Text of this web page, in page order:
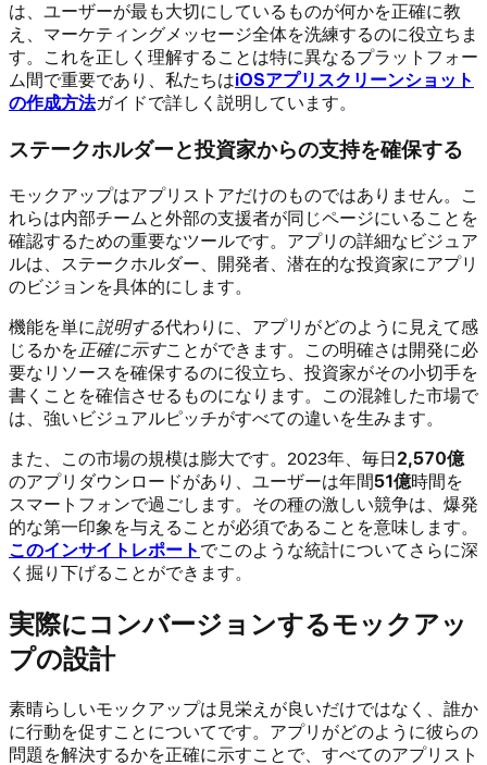
は、ユーザーが最も大切にしているものが何かを正確に教
え、マーケティングメッセージ全体を洗練するのに役立ちま
す。これを正しく理解することは特に異なるプラットフォー
ム間で重要であり、私たちはiOSアプリスクリーンショット
の作成方法ガイドで詳しく説明しています。
ステークホルダーと投資家からの支持を確保する
モックアップはアプリストアだけのものではありません。こ
れらは内部チームと外部の支援者が同じページにいることを
確認するための重要なツールです。アプリの詳細なビジュア
ルは、ステークホルダー、開発者、潜在的な投資家にアプリ
のビジョンを具体的にします。
機能を単に説明する代わりに、アプリがどのように見えて感
じるかを 正確に示すことができます。この明確さは開発に必
要なリソースを確保するのに役立ち、投資家がその小切手を
書くことを確信させるものになります。この混雑した市場で
は、強いビジュアルピッチがすべての違いを生みます。
また、この市場の規模は膨大です。2023年、毎日2,570億
のアプリダウンロードがあり、ユーザーは年間51億時間を
スマートフォンで過ごします。その種の激しい競争は、爆発
的な第一印象を与えることが必須であることを意味します。
このインサイトレポート でこのような統計についてさらに深
く掘り下げることができます。
実際にコンバージョンするモックアッ
プの設計
素晴らしいモックアップは見栄えが良いだけではなく、誰か
に行動を促すことについてです。アプリがどのように彼らの
問題を解決するかを正確に示すことで、すべてのアプリスト